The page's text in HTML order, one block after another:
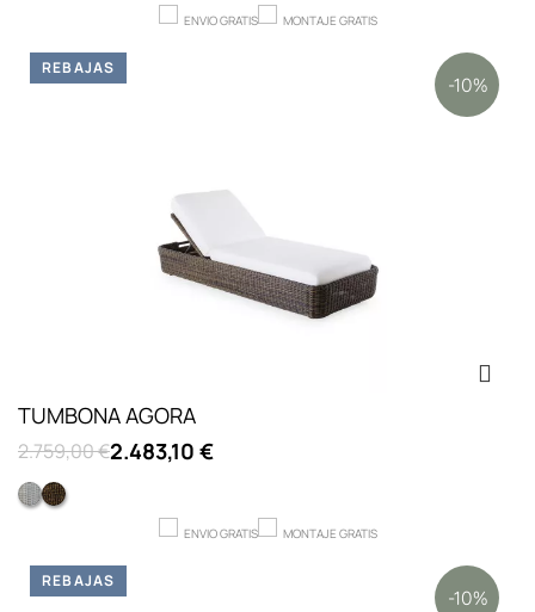
ENVIO GRATIS MONTAJE GRATIS
TUMBONA AGORA
2.759,00 €2.483,10 €
BLANCO
TROPICAL BROWN
ENVIO GRATIS MONTAJE GRATIS
-10%
REBAJAS
-10%
REBAJAS